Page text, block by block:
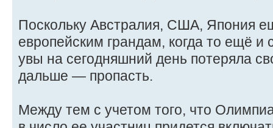
Поскольку Австралия, США, Япония
европейским грандам, когда то ещё и
увы на сегодняшний день потеряла
дальше — пропасть.
Между тем с учетом того, что